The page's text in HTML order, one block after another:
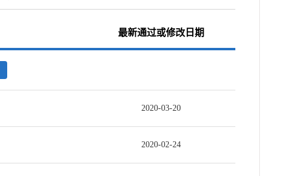
最新通过或修改日期
2020-03-20
2020-02-24